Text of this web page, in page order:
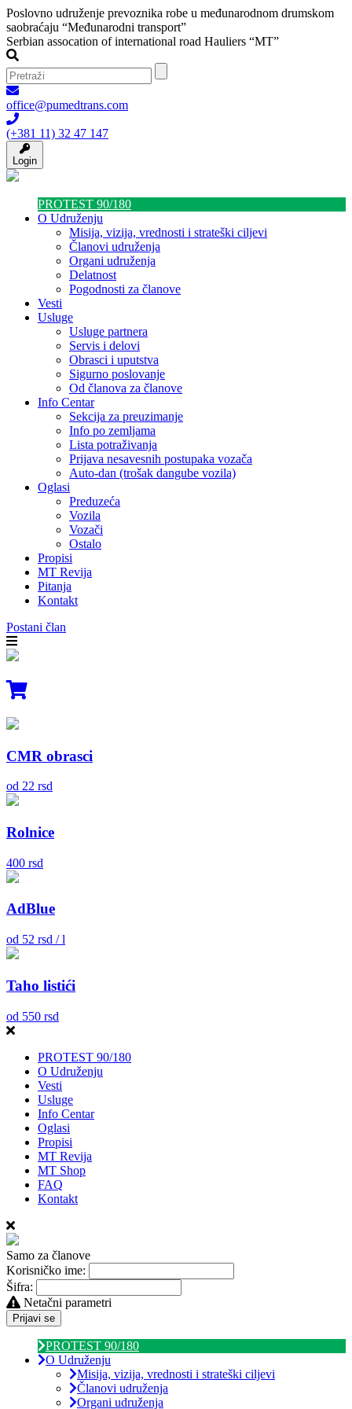
Poslovno udruženje prevoznika robe u međunarodnom drumskom
saobraćaju “Međunarodni transport”
Serbian assocation of international road Hauliers “MT”
office@pumedtrans.com
(+381 11) 32 47 147
Login
PROTEST 90/180
O Udruženju
Misija, vizija, vrednosti i strateški ciljevi
Članovi udruženja
Organi udruženja
Delatnost
Pogodnosti za članove
Vesti
Usluge
Usluge partnera
Servis i delovi
Obrasci i uputstva
Sigurno poslovanje
Od članova za članove
Info Centar
Sekcija za preuzimanje
Info po zemljama
Lista potraživanja
Prijava nesavesnih postupaka vozača
Auto-dan (trošak dangube vozila)
Oglasi
Preduzeća
Vozila
Vozači
Ostalo
Propisi
MT Revija
Pitanja
Kontakt
Postani član
CMR obrasci
od 22 rsd
Rolnice
400 rsd
AdBlue
od 52 rsd / l
Taho listići
od 550 rsd
PROTEST 90/180
O Udruženju
Vesti
Usluge
Info Centar
Oglasi
Propisi
MT Revija
MT Shop
FAQ
Kontakt
Samo za članove
Korisničko ime:
Šifra:
Netačni parametri
Prijavi se
PROTEST 90/180
O Udruženju
Misija, vizija, vrednosti i strateški ciljevi
Članovi udruženja
Organi udruženja